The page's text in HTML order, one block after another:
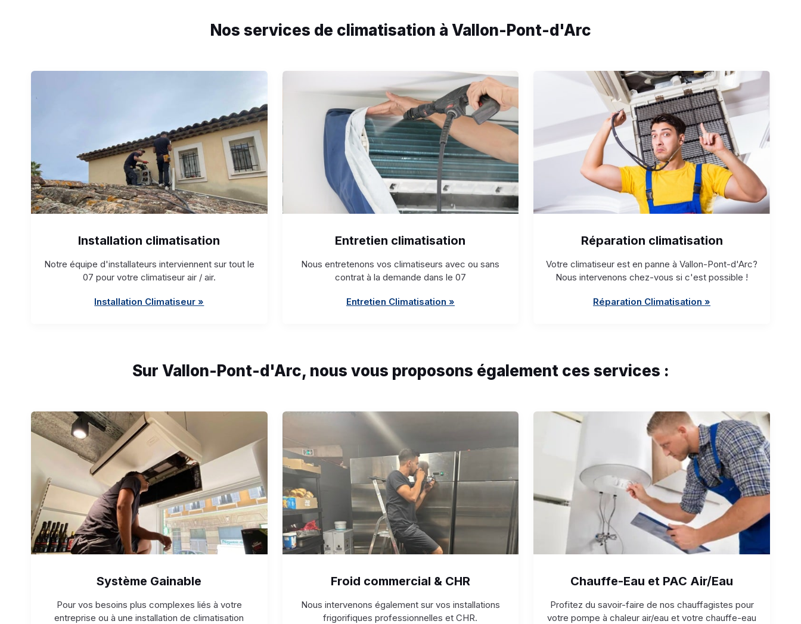
Nos services de climatisation à Vallon-Pont-d'Arc
Installation climatisation
Notre équipe d'installateurs interviennent sur tout le
07 pour votre climatiseur air / air.
Installation Climatiseur »
Entretien climatisation
Nous entretenons vos climatiseurs avec ou sans
contrat à la demande dans le 07
Entretien Climatisation »
Réparation climatisation
Votre climatiseur est en panne à Vallon-Pont-d'Arc?
Nous intervenons chez-vous si c'est possible !
Réparation Climatisation »
Sur Vallon-Pont-d'Arc, nous vous proposons également ces services :
Système Gainable
Pour vos besoins plus complexes liés à votre
entreprise ou à une installation de climatisation
Froid commercial & CHR
Nous intervenons également sur vos installations
frigorifiques professionnelles et CHR.
Chauffe-Eau et PAC Air/Eau
Profitez du savoir-faire de nos chauffagistes pour
votre pompe à chaleur air/eau et votre chauffe-eau